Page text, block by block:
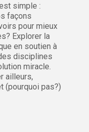
simple :
façons
pour mieux
Explorer la
en soutien à
disciplines
miracle.
ailleurs,
(pourquoi pas?)